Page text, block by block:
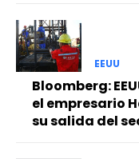
EEUU
Bloomberg:
el empresario
su salida del